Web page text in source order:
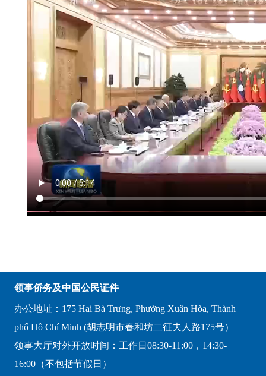
领事侨务及中国公民证件
办公地址：175 Hai Bà Trưng, Phường Xuân Hòa, Thành
phố Hồ Chí Minh (胡志明市春和坊二征夫人路175号）
领事大厅对外开放时间：工作日08:30-11:00，14:30-
16:00（不包括节假日）